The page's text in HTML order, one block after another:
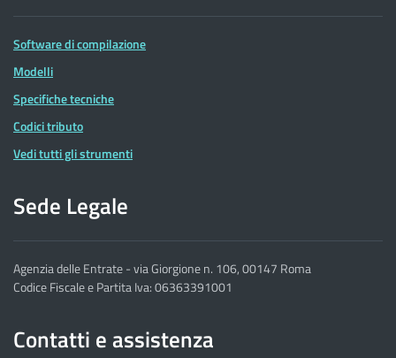
Software di compilazione
Modelli
Specifiche tecniche
Codici tributo
Vedi tutti gli strumenti
Sede Legale
Agenzia delle Entrate - via Giorgione n. 106, 00147 Roma
Codice Fiscale e Partita Iva: 06363391001
Contatti e assistenza